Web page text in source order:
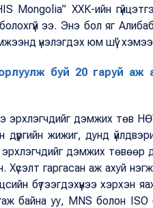
Mongolia” ХХК-ийн
ээ. Энэ бол яг
үнэлэгдэх юм шүү”
буй 20 гаруй аж
эрхлэгчдийг дэмжих төв
дүүргийн жижиг, дунд
эрхлэгчдийг дэмжих
гаргасан аж ахуй
бүтээгдэхүүнээ хэрхэн
байна уу, MNS болон ISO